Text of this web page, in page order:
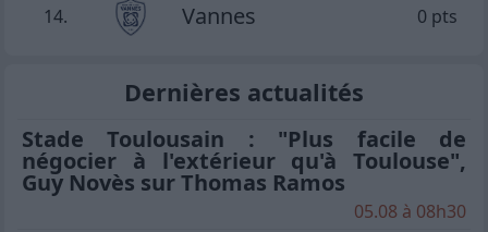
14. Vannes 0 pts
Dernières actualités
Stade Toulousain : "Plus facile de
négocier à l'extérieur qu'à Toulouse",
Guy Novès sur Thomas Ramos
05.08 à 08h30